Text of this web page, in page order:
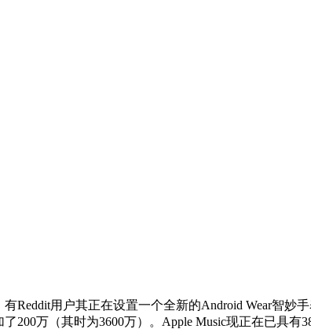
用户其正在设置一个全新的Android Wear智妙
200万（其时为3600万）。Apple Music现正在已具有